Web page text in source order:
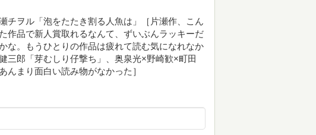
チヲル「泡をたたき割る人魚は」［片瀬作、こん
作品で新人賞取れるなんて、ずいぶんラッキーだ
な。もうひとりの作品は疲れて読む気になれなか
三郎「芽むしり仔撃ち」、奥泉光×野崎歓×町田
んまり面白い読み物がなかった］